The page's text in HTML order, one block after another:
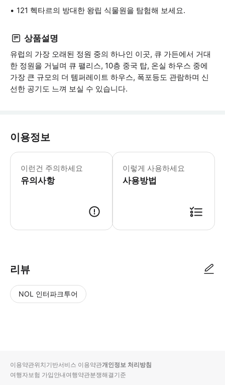
121 헥타르의 방대한 왕립 식물원을 탐험해 보세요.
상품설명
유럽의 가장 오래된 정원 중의 하나인 이곳, 큐 가든에서 거대
한 정원을 거닐며 큐 팰리스, 10층 중국 탑, 온실 하우스 중에
가장 큰 규모의 더 템퍼레이트 하우스, 폭포등도 관람하며 신
선한 공기도 느껴 보실 수 있습니다.
이용정보
이런건 주의하세요
유의사항
어린이 규정 - 4세 미만 어린이는 무
이렇게 사용하세요
사용방법
리뷰
NOL 인터파크투어
입니
다.
순
상
이용약관위치기반서비스 이용약관개인정보 처리방침
여행자보험 가입안내여행약관분쟁해결기준